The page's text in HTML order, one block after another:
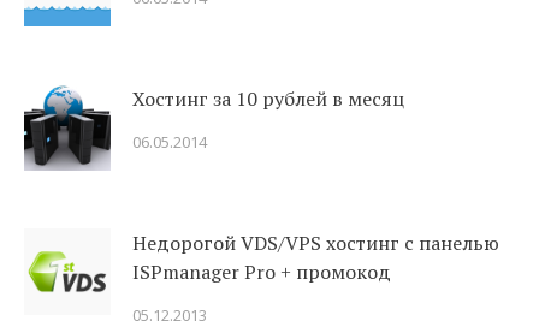
Хостинг за 10 рублей в месяц
06.05.2014
Недорогой VDS/VPS хостинг с панелью
ISPmanager Pro + промокод
05.12.2013